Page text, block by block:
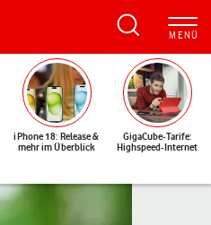
iPhone 18: Release &
mehr im Überblick
GigaCube-Tarife:
Highspeed-Internet